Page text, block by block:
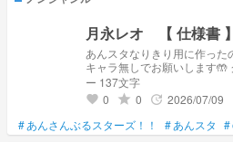
月永レオ 【 仕様書 】
あんスタなりきり用に作ったの
キャラ無しでお願いします🤲
囲までなら...!! すんごい再現
てください...ｯｯｯｯ
ー 137文字
favorite 0 grade 0 update 2026/07/09
#あんさんぶるスターズ！！ #あんスタ #